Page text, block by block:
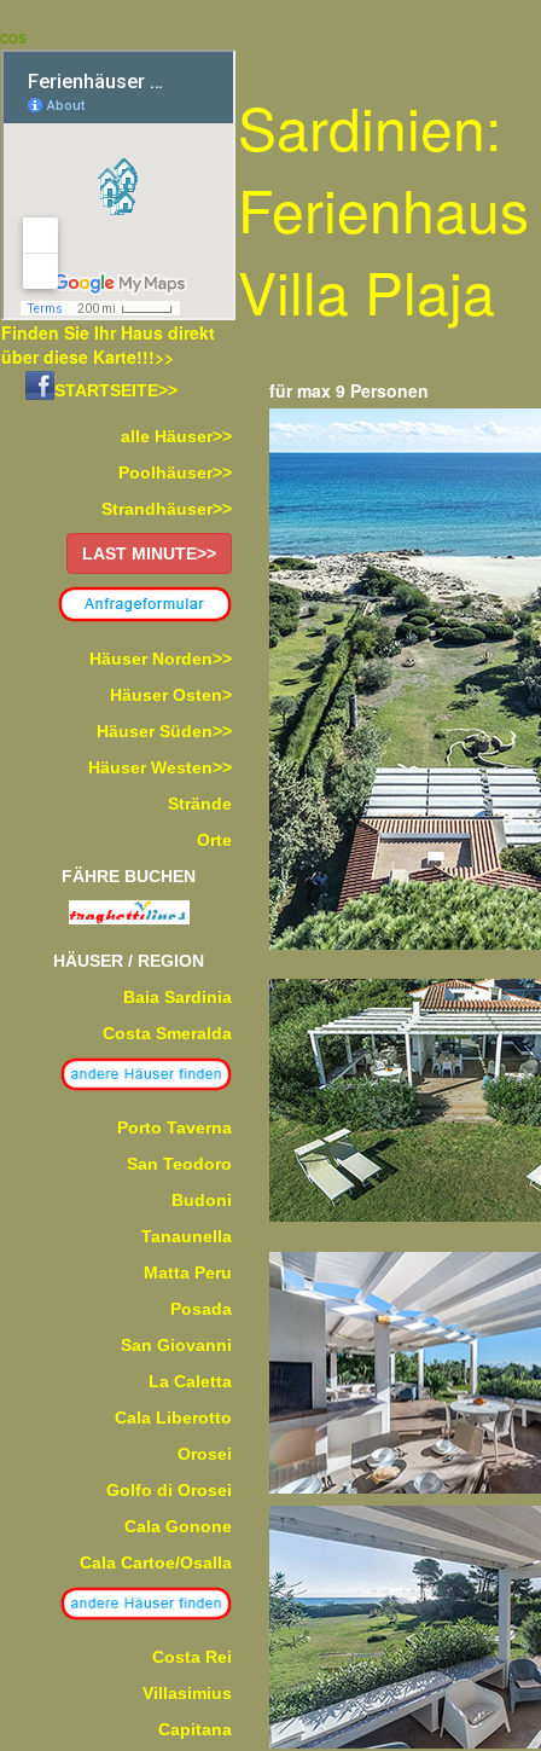
cos
Finden Sie Ihr Haus direkt
über diese Karte!!!>>
Sardinien:
Villa Plaja
STARTSEITE>>
alle Häuser>>
Poolhäuser>>
Strandhäuser>>
LAST MINUTE>>
Häuser Norden>>
Häuser Osten>
Häuser Süden>>
Häuser Westen>>
Strände
Orte
FÄHRE BUCHEN
HÄUSER / REGION
Baia Sardinia
Costa Smeralda
Porto Taverna
San Teodoro
Budoni
Tanaunella
Matta Peru
Posada
San Giovanni
La Caletta
Cala Liberotto
Orosei
Golfo di Orosei
Cala Gonone
Cala Cartoe/Osalla
Costa Rei
Villasimius
Capitana
für max 9 Personen